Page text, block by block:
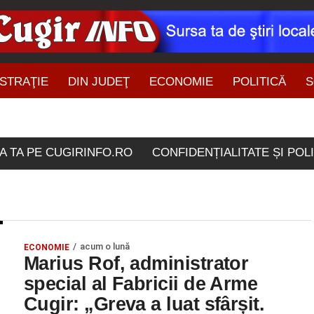
DIN JUDEŢ ECONOMIE POLITICĂ
TA PE CUGIRINFO.RO CONFIDENȚIALITATE ȘI
etichetate
ECONOMIE acum o lună
Marius Rof, administrator
special al Fabricii de Arme
Cugir: „Greva a luat sfârșit.